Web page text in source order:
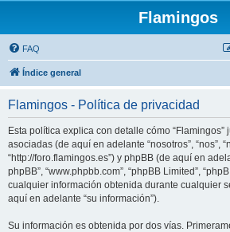
Flamingos
FAQ
Índice general
Flamingos - Política de privacidad
Esta política explica con detalle cómo “Flamingos”
asociadas (de aquí en adelante “nosotros”, “nos”,
“http://foro.flamingos.es”) y phpBB (de aquí en
phpBB”, “www.phpbb.com”, “phpBB Limited”,
cualquier información obtenida durante cualquier
aquí en adelante “su información”).
Su información es obtenida por dos vías.